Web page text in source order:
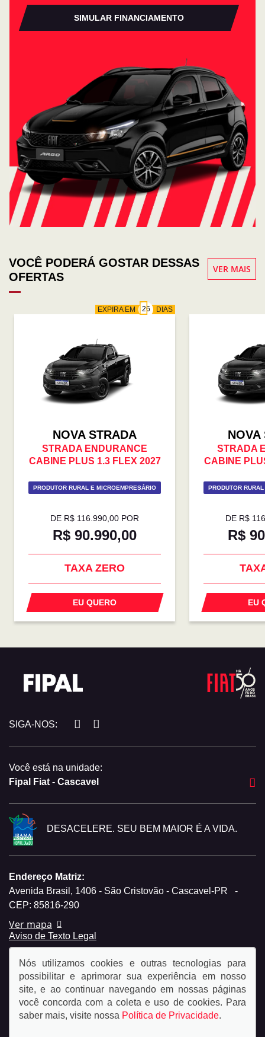
SIMULAR FINANCIAMENTO
VOCÊ PODERÁ GOSTAR DESSAS
OFERTAS
VER MAIS
EXPIRA EM DIAS
NOVA STRADA
STRADA ENDURANCE
CABINE PLUS 1.3 FLEX 2027
PRODUTOR RURAL E MICROEMPRESÁRIO
DE R$ 116.990,00 POR
R$ 90.990,00
TAXA ZERO
EU QUERO
NOVA
STRADA
CABINE
PRODUTOR
DE R$
R$
EU
SIGA-NOS:
Você está na unidade:
Fipal Fiat - Cascavel
DESACELERE. SEU BEM MAIOR É A VIDA.
Endereço Matriz:
Avenida Brasil, 1406 - São Cristovão - Cascavel-PR
-
CEP: 85816-290
Ver mapa
Aviso de Texto Legal
© Copyright 2026
Nós utilizamos cookies e outras tecnologias para
possibilitar e aprimorar sua experiência em nosso
site, e ao continuar navegando em nossas páginas
você concorda com a coleta e uso de cookies. Para
saber mais, visite nossa Política de Privacidade.